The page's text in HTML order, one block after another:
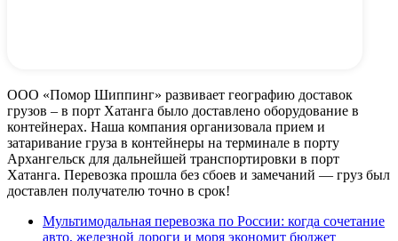
ООО «Помор Шиппинг» развивает географию доставок
грузов – в порт Хатанга было доставлено оборудование в
контейнерах. Наша компания организовала прием и
затаривание груза в контейнеры на терминале в порту
Архангельск для дальнейшей транспортировки в порт
Хатанга. Перевозка прошла без сбоев и замечаний — груз был
доставлен получателю точно в срок!
Мультимодальная перевозка по России: когда сочетание
авто, железной дороги и моря экономит бюджет